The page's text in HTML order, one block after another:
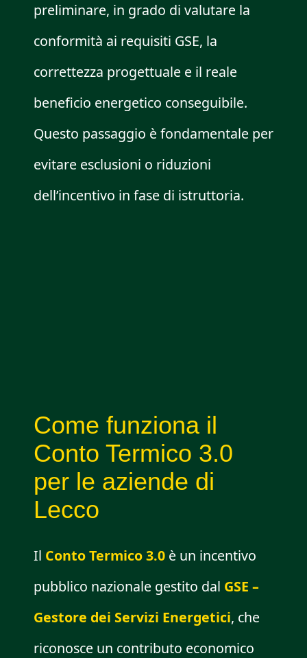
preliminare, in grado di valutare la
conformità ai requisiti GSE, la
correttezza progettuale e il reale
beneficio energetico conseguibile.
Questo passaggio è fondamentale per
evitare esclusioni o riduzioni
dell’incentivo in fase di istruttoria.
Come funziona il
Conto Termico 3.0
per le aziende di
Lecco
Il Conto Termico 3.0è un incentivo
pubblico nazionale gestito dal GSE –
Gestore dei Servizi Energetici, che
riconosce un contributo economico